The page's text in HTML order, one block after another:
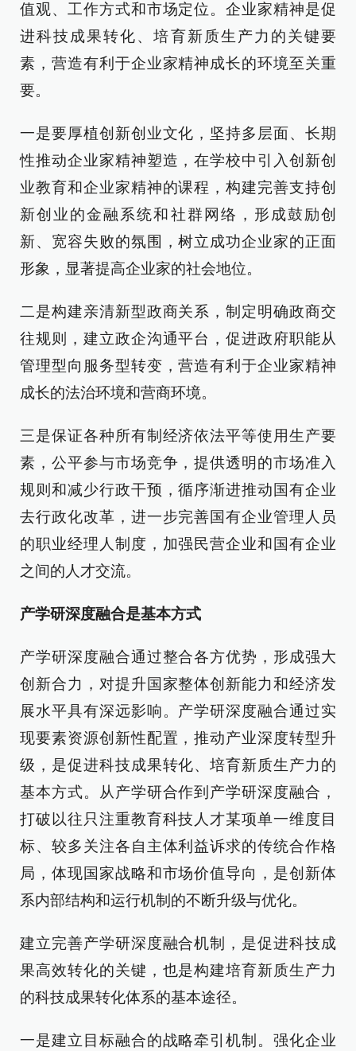
值观、工作方式和市场定位。企业家精神是促
进科技成果转化、培育新质生产力的关键要
素，营造有利于企业家精神成长的环境至关重
要。
一是要厚植创新创业文化，坚持多层面、长期
性推动企业家精神塑造，在学校中引入创新创
业教育和企业家精神的课程，构建完善支持创
新创业的金融系统和社群网络，形成鼓励创
新、宽容失败的氛围，树立成功企业家的正面
形象，显著提高企业家的社会地位。
二是构建亲清新型政商关系，制定明确政商交
往规则，建立政企沟通平台，促进政府职能从
管理型向服务型转变，营造有利于企业家精神
成长的法治环境和营商环境。
三是保证各种所有制经济依法平等使用生产要
素，公平参与市场竞争，提供透明的市场准入
规则和减少行政干预，循序渐进推动国有企业
去行政化改革，进一步完善国有企业管理人员
的职业经理人制度，加强民营企业和国有企业
之间的人才交流。
产学研深度融合是基本方式
产学研深度融合通过整合各方优势，形成强大
创新合力，对提升国家整体创新能力和经济发
展水平具有深远影响。产学研深度融合通过实
现要素资源创新性配置，推动产业深度转型升
级，是促进科技成果转化、培育新质生产力的
基本方式。从产学研合作到产学研深度融合，
打破以往只注重教育科技人才某项单一维度目
标、较多关注各自主体利益诉求的传统合作格
局，体现国家战略和市场价值导向，是创新体
系内部结构和运行机制的不断升级与优化。
建立完善产学研深度融合机制，是促进科技成
果高效转化的关键，也是构建培育新质生产力
的科技成果转化体系的基本途径。
一是建立目标融合的战略牵引机制。强化企业